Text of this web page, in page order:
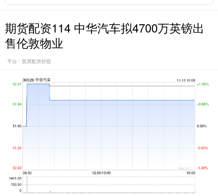
期货配资114 中华汽车拟4700万英镑出
售伦敦物业
平台：股票配资炒股